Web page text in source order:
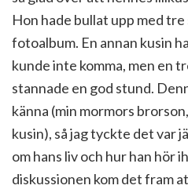
Hon hade bullat upp med
fotoalbum. En annan kusin
kunde inte komma, men en
stannade en god stund.
känna (min mormors
kusin), så jag tyckte det var
om hans liv och hur han hör
diskussionen kom det fram